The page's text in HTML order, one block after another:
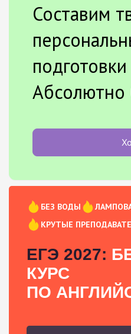
Составим
Абсолютно
БЕЗ ВОДЫ
КРУТЫЕ
ЕГЭ 2027:
КУРС
ПО